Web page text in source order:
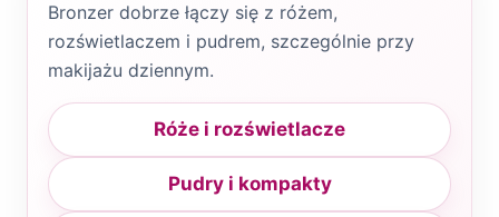
Bronzer dobrze łączy się z różem,
rozświetlaczem i pudrem, szczególnie przy
makijażu dziennym.
Róże i rozświetlacze
Pudry i kompakty